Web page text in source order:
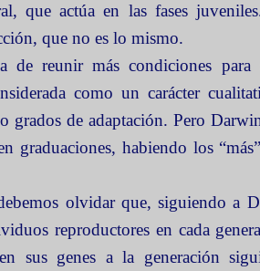
, que actúa en las fases
que no es lo mismo.
reunir más condiciones para
como un carácter
grados de adaptación. Pero
graduaciones, habiendo los
olvidar que, siguiendo a
reproductores en cada
sus genes a la generación